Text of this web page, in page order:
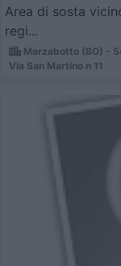
Area di sosta
regi...
Marzabotto (BO) -
Via San Martino n 11